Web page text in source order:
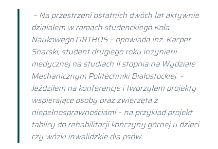
– Na przestrzeni ostatnich dwóch lat aktywnie
działałem w ramach studenckiego Koła
Naukowego ORTHOS – opowiada inż. Kacper
Snarski, student drugiego roku inżynierii
medycznej na studiach II stopnia na Wydziale
Mechanicznym Politechniki Białostockiej. –
Jeździłem na konferencje i tworzyłem projekty
wspierające osoby oraz zwierzęta z
niepełnosprawnościami – na przykład projekt
tablicy do rehabilitacji kończyny górnej u dzieci
czy wózki inwalidzkie dla psów.